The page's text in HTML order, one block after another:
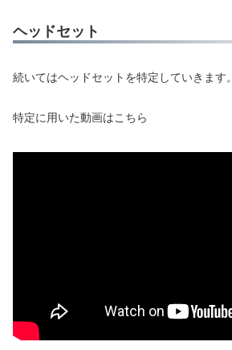
ヘッドセット
続いてはヘッドセットを特定していきます。
特定に用いた動画はこちら